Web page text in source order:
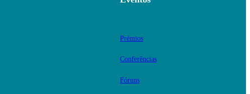
Prémios
Conferências
Fóruns